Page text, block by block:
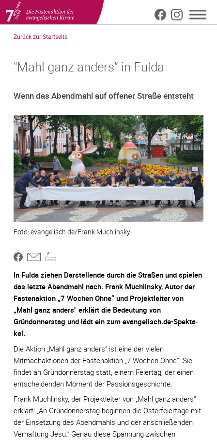
Direkt
zum
Meta
Zurück zur Startseite
"Mahl ganz anders“ in Fulda
Wenn das Abendmahl auf offener Straße entsteht
evangelisch.de/Frank Muchlinsky
In Fulda ziehen Darstellende durch die Straßen und spielen
das letzte Abendmahl nach. Frank Muchlinsky, Autor der
Fastenaktion „7 Wochen Ohne“ und Projektleiter von
„Mahl ganz anders" erklärt die Bedeutung von
Gründonnerstag und lädt ein zum evangelisch.de-Spek­ta­
kel.
Die Aktion „Mahl ganz anders“ ist eine der vielen
Mitmachaktionen der Fastenaktion „7 Wochen Ohne“. Sie
findet an Gründonnerstag statt, einem Feiertag, der einen
entscheidenden Moment der Passionsgeschichte.
Frank Muchlinsky, der Projektleiter von „Mahl ganz anders“
erklärt: „An Gründonnerstag beginnen die Osterfeiertage mit
der Einsetzung des Abendmahls und der anschließenden
Verhaftung Jesu.“ Genau diese Spannung zwischen